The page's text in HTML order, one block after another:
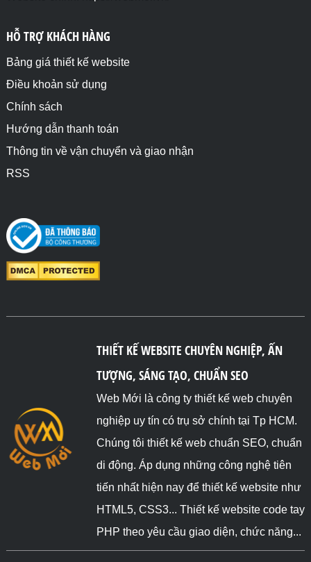
HỖ TRỢ KHÁCH HÀNG
Bảng giá thiết kế website
Điều khoản sử dụng
Chính sách
Hướng dẫn thanh toán
Thông tin về vận chuyển và giao nhận
RSS
THIẾT KẾ WEBSITE CHUYÊN NGHIỆP, ẤN
TƯỢNG, SÁNG TẠO, CHUẨN SEO
Web Mới là công ty thiết kế web chuyên
nghiệp uy tín có trụ sở chính tại Tp HCM.
Chúng tôi thiết kế web chuẩn SEO, chuẩn
di động. Áp dụng những công nghệ tiên
tiến nhất hiện nay để thiết kế website như
HTML5, CSS3... Thiết kế website code tay
PHP theo yêu cầu giao diện, chức năng...